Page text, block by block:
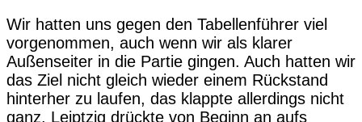
Wir hatten uns gegen den Tabellenführer viel
vorgenommen, auch wenn wir als klarer
Außenseiter in die Partie gingen. Auch hatten wir
das Ziel nicht gleich wieder einem Rückstand
hinterher zu laufen, das klappte allerdings nicht
ganz. Leiptzig drückte von Beginn an aufs